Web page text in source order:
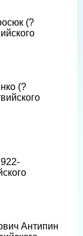
(?
(?
Антипин